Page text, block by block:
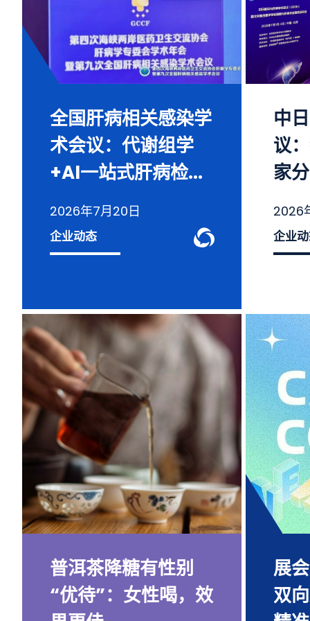
全国肝病相关感染学
术会议：代谢组学
+AI一站式肝病检...
企业动态
2026年7月20日
WeChat
中
议
家
企业
2026
普洱茶降糖有性别
“优待”：女性喝，效
展
双